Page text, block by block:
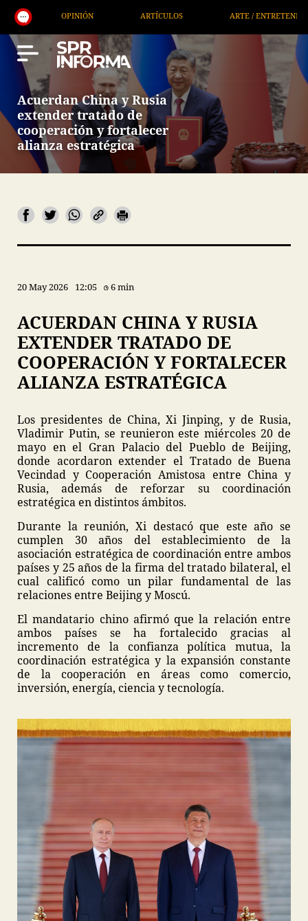
ARTÍCULOS ARTE / ENTRETENIMIENTO ECONOMÍA /
Acuerdan China y Rusia
extender tratado de
cooperación y fortalecer
alianza estratégica
20 May 2026 12:05 6 min
ACUERDAN CHINA Y RUSIA
EXTENDER TRATADO DE
COOPERACIÓN Y FORTALECER
ALIANZA ESTRATÉGICA
Los presidentes de China, Xi Jinping, y de Rusia,
Vladimir Putin, se reunieron este miércoles 20 de
mayo en el Gran Palacio del Pueblo de Beijing,
donde acordaron extender el Tratado de Buena
Vecindad y Cooperación Amistosa entre China y
Rusia, además de reforzar su coordinación
estratégica en distintos ámbitos.
Durante la reunión, Xi destacó que este año se
cumplen 30 años del establecimiento de la
asociación estratégica de coordinación entre ambos
países y 25 años de la firma del tratado bilateral, el
cual calificó como un pilar fundamental de las
relaciones entre Beijing y Moscú.
El mandatario chino afirmó que la relación entre
ambos países se ha fortalecido gracias al
incremento de la confianza política mutua, la
coordinación estratégica y la expansión constante
de la cooperación en áreas como comercio,
inversión, energía, ciencia y tecnología.